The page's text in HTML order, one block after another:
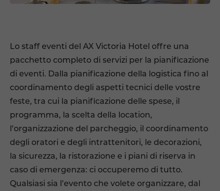
Lo staff eventi del AX Victoria Hotel offre una
pacchetto completo di servizi per la pianificazione
di eventi. Dalla pianificazione della logistica fino al
coordinamento degli aspetti tecnici delle vostre
feste, tra cui la pianificazione delle spese, il
programma, la scelta della location,
l’organizzazione del parcheggio, il coordinamento
degli oratori e degli intrattenitori, le decorazioni,
la sicurezza, la ristorazione e i piani di riserva in
caso di emergenza: ci occuperemo di tutto.
Qualsiasi sia l’evento che volete organizzare, dal